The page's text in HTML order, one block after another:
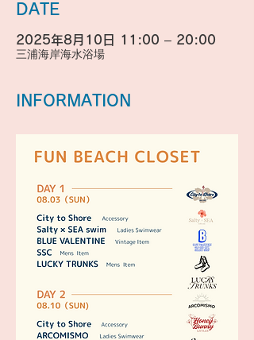
DATE
2025年8月10日 11:00 – 20:00
三浦海岸海水浴場
INFORMATION